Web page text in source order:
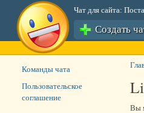
Чат для сайта:
Создать
Вы
Команды чата
Пользовательское
соглашение